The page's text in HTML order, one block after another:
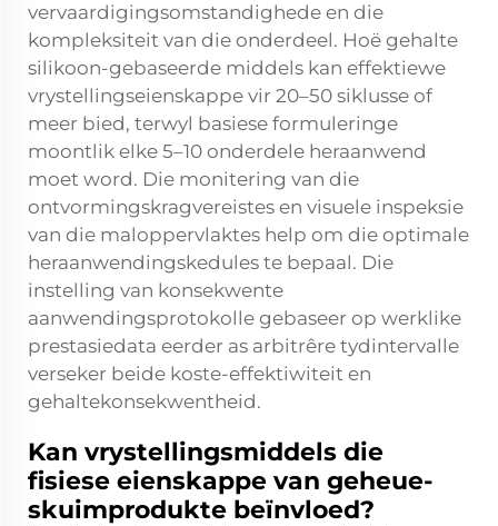
vervaardigingsomstandighede en die
kompleksiteit van die onderdeel. Hoë gehalte
silikoon-gebaseerde middels kan effektiewe
vrystellingseienskappe vir 20–50 siklusse of
meer bied, terwyl basiese formuleringe
moontlik elke 5–10 onderdele heraanwend
moet word. Die monitering van die
ontvormingskragvereistes en visuele inspeksie
van die maloppervlaktes help om die optimale
heraanwendingskedules te bepaal. Die
instelling van konsekwente
aanwendingsprotokolle gebaseer op werklike
prestasiedata eerder as arbitrêre tydintervalle
verseker beide koste-effektiwiteit en
gehaltekonsekwentheid.
Kan vrystellingsmiddels die
fisiese eienskappe van geheue-
skuimprodukte beïnvloed?